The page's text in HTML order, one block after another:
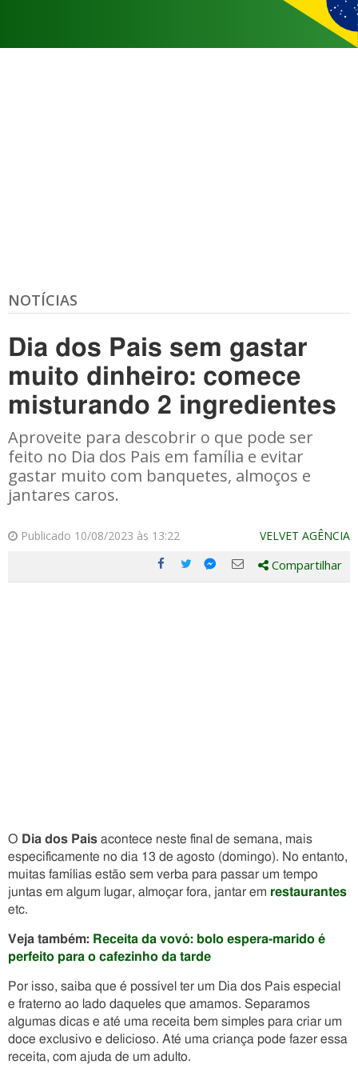
NOTÍCIAS
Dia dos Pais sem gastar
muito dinheiro: comece
misturando 2 ingredientes
Aproveite para descobrir o que pode ser
feito no Dia dos Pais em família e evitar
gastar muito com banquetes, almoços e
jantares caros.
Publicado 10/08/2023 às 13:22 VELVET AGÊNCIA
Compartilhe
Compartilhe
Compartilhe
Compartilhe
Compartilhar
O Dia dos Pais acontece neste final de semana, mais
especificamente no dia 13 de agosto (domingo). No entanto,
muitas famílias estão sem verba para passar um tempo
juntas em algum lugar, almoçar fora, jantar em restaurantes
etc.
Veja também: Receita da vovó: bolo espera-marido é
perfeito para o cafezinho da tarde
Por isso, saiba que é possível ter um Dia dos Pais especial
e fraterno ao lado daqueles que amamos. Separamos
algumas dicas e até uma receita bem simples para criar um
doce exclusivo e delicioso. Até uma criança pode fazer essa
receita, com ajuda de um adulto.